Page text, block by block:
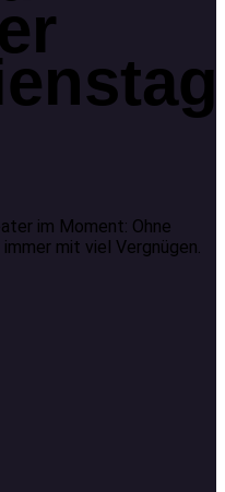
im Moment: Ohne
mit viel Vergnügen.